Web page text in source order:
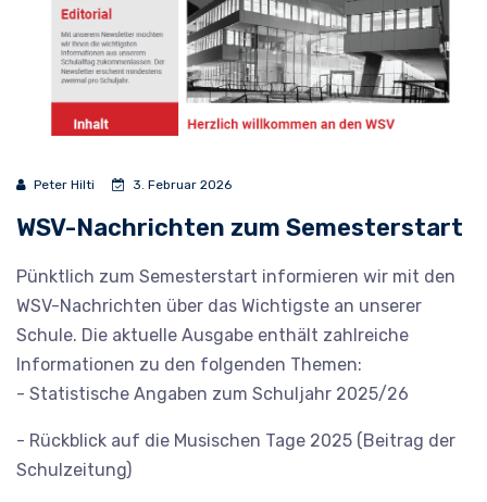
Peter Hilti 3. Februar 2026
WSV-Nachrichten zum Semesterstart
Pünktlich zum Semesterstart informieren wir mit den
WSV-Nachrichten über das Wichtigste an unserer
Schule. Die aktuelle Ausgabe enthält zahlreiche
Informationen zu den folgenden Themen:
- Statistische Angaben zum Schuljahr 2025/26
- Rückblick auf die Musischen Tage 2025 (Beitrag der
Schulzeitung)